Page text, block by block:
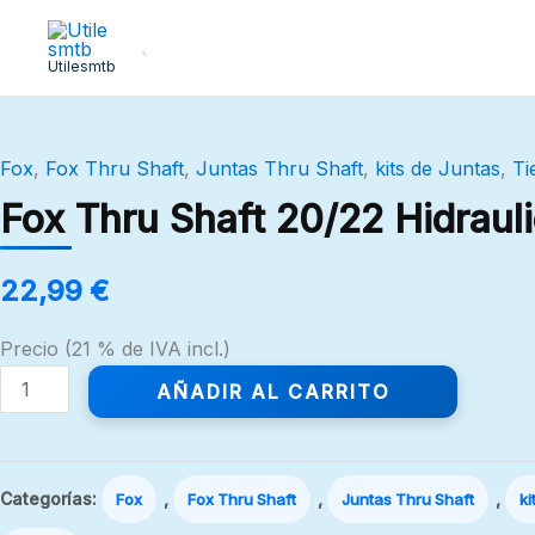
Utilesmtb
Fox, Fox Thru Shaft, Juntas Thru Shaft, kits de Juntas,
Fox Thru Shaft 20/22
22,99 €
Precio (21 % de IVA incl.)
Thru
Shaft
20/22
Hidraulico
cantidad
AÑADIR AL CARRITO
Categorías: Fox , Fox Thru Shaft , Juntas Thru Shaft ,